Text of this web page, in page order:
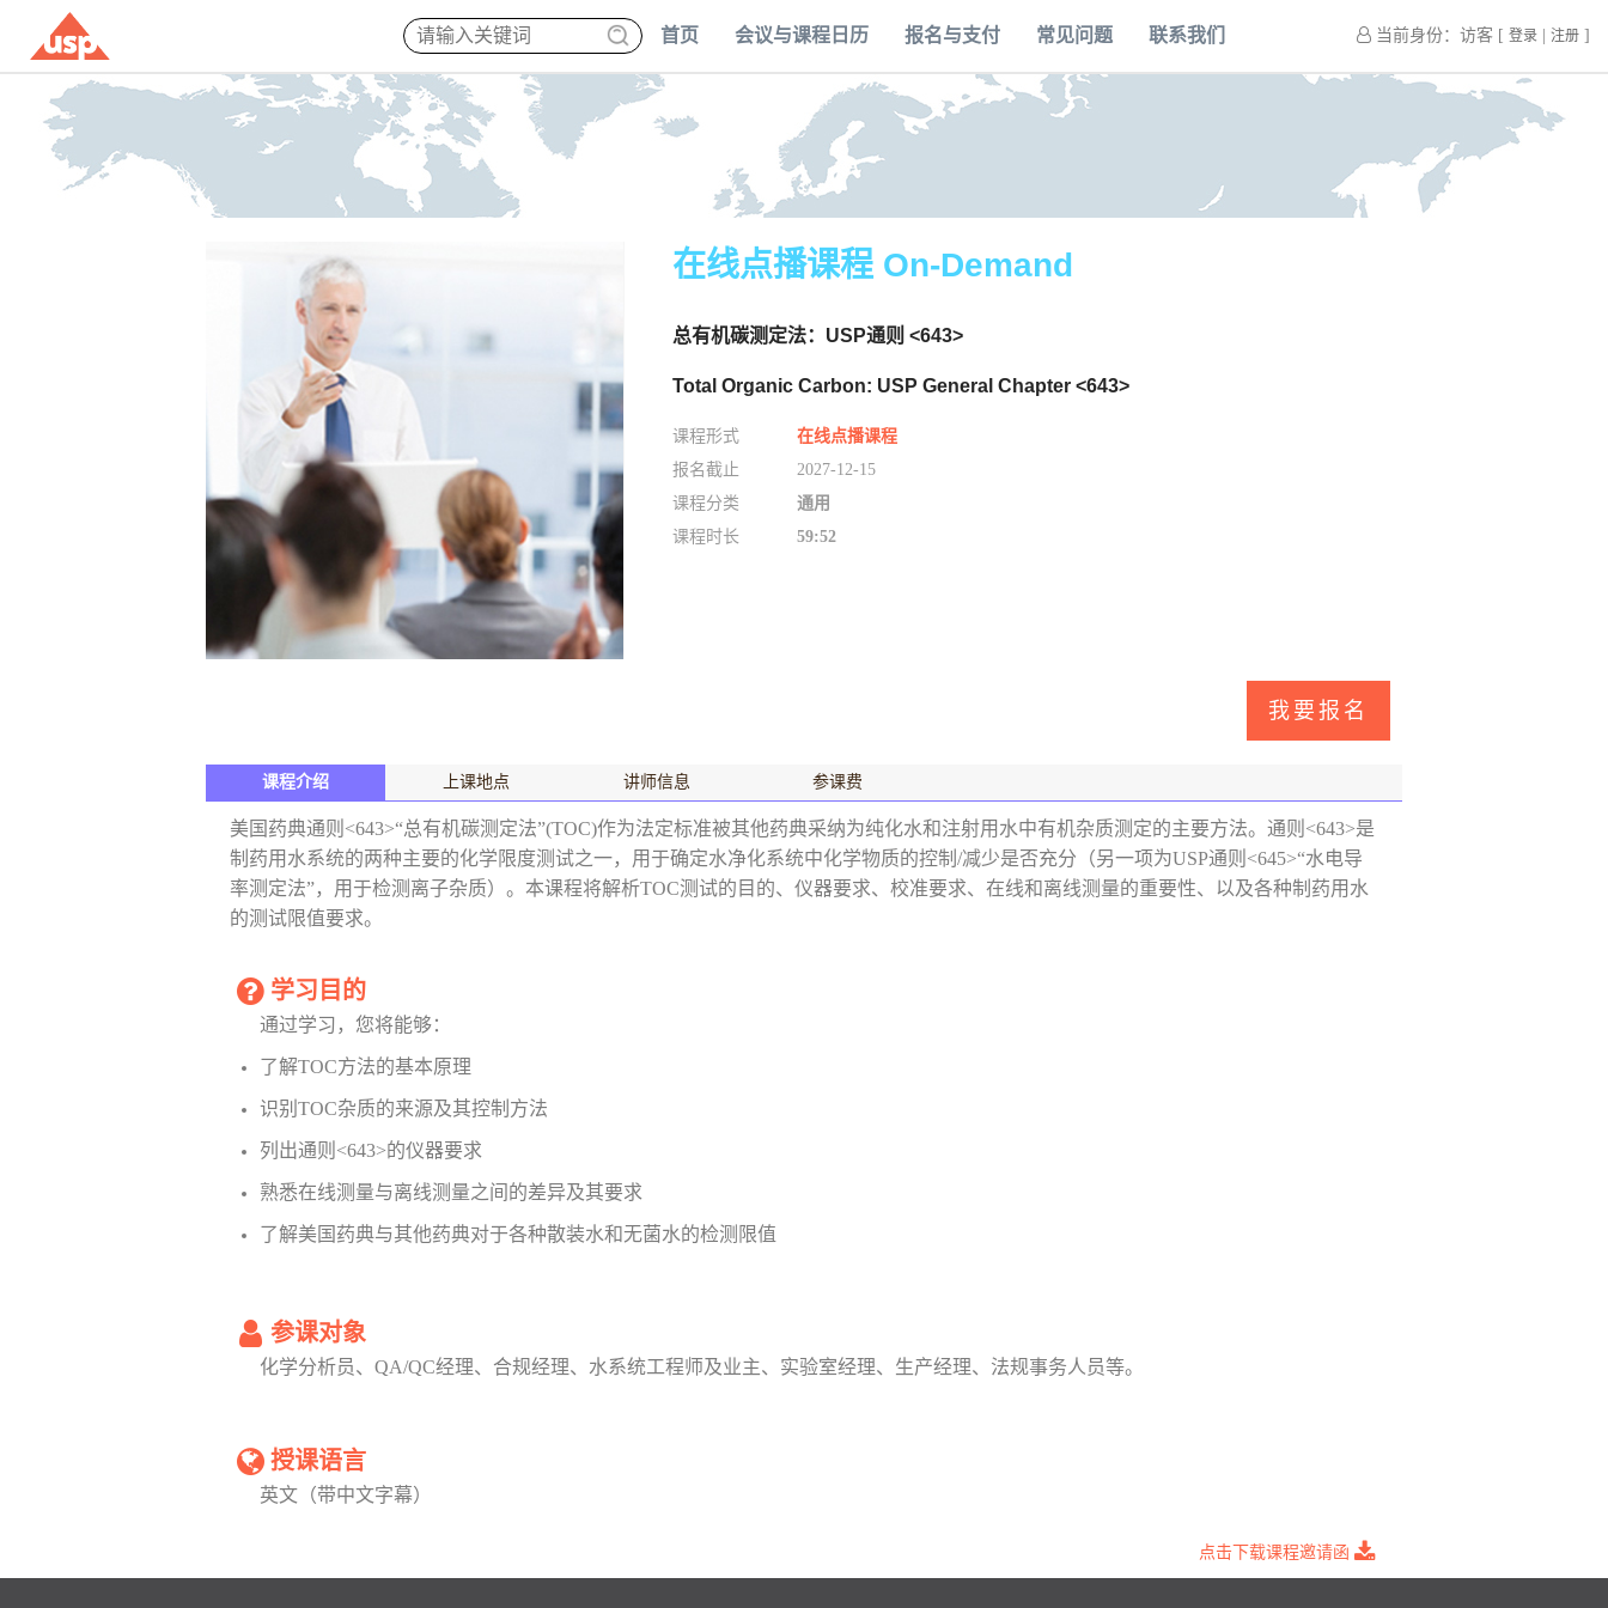
首页 会议与课程日历 报名与支付 常见问题 联系我们 当前身份：访客 [ 登录 注册 ]
在线点播课程 On-Demand
总有机碳测定法：USP通则 <643>
Total Organic Carbon: USP General Chapter <643>
课程形式
在线点播课程
报名截止
2027-12-15
课程分类
通用
课程时长
59:52
课程介绍 上课地点 讲师信息 参课费
美国药典通则<643>“总有机碳测定法”(TOC)作为法定标准被其他药典采纳为纯化水和注射用水中有机杂质测定的主要方法。通则<643>是
制药用水系统的两种主要的化学限度测试之一，用于确定水净化系统中化学物质的控制/减少是否充分（另一项为USP通则<645>“水电导
率测定法”，用于检测离子杂质）。本课程将解析TOC测试的目的、仪器要求、校准要求、在线和离线测量的重要性、以及各种制药用水
的测试限值要求。
学习目的
通过学习，您将能够：
了解TOC方法的基本原理
识别TOC杂质的来源及其控制方法
列出通则<643>的仪器要求
熟悉在线测量与离线测量之间的差异及其要求
了解美国药典与其他药典对于各种散装水和无菌水的检测限值
参课对象
化学分析员、QA/QC经理、合规经理、水系统工程师及业主、实验室经理、生产经理、法规事务人员等。
授课语言
英文（带中文字幕）
点击下载课程邀请函